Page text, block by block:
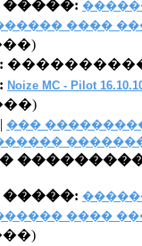
����
Noize MC - Pilot
| ���
����